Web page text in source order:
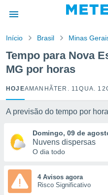
da
foi
para
fornecidas
a este
e
digital
Início Brasil Minas
Tempo para Nova
MG por horas
HOJEAMANHÃTER. 11QUA. 12
A previsão do tempo por
Domingo, 09 de
Nuvens dispersas
O dia todo
4 Avisos agora
Risco Significativo